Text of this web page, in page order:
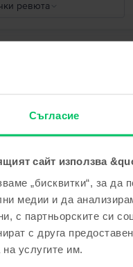
Съгласие
сайт използва
„бисквитки“, за
медии и да
с партньорските си
с друга
на услугите им.
ревюта
4